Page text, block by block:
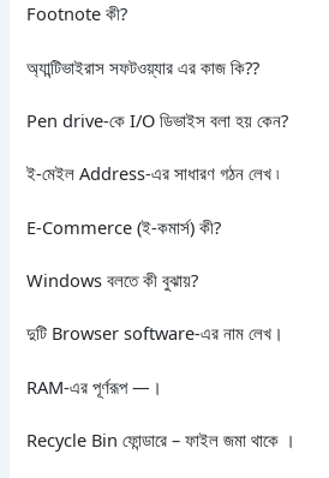
Footnote কী?
অ্যান্টিভাইরাস সফটওয়্যার এর কাজ কি??
Pen drive-কে I/O ডিভাইস বলা হয় কেন?
ই-মেইল Address-এর সাধারণ গঠন লেখ ৷
E-Commerce (ই-কমার্স) কী?
Windows বলতে কী বুঝায়?
দুটি Browser software-এর নাম লেখ।
RAM-এর পূর্ণরূপ —।
Recycle Bin ফোন্ডারে – ফাইল জমা থাকে ।